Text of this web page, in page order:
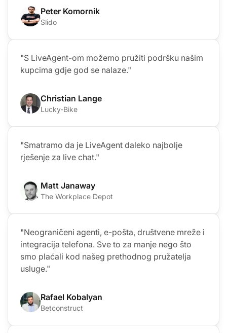
Peter Komornik
Slido
"S LiveAgent-om možemo pružiti podršku našim
kupcima gdje god se nalaze."
Christian Lange
Lucky-Bike
"Smatramo da je LiveAgent daleko najbolje
rješenje za live chat."
Matt Janaway
The Workplace Depot
"Neograničeni agenti, e-pošta, društvene mreže i
integracija telefona. Sve to za manje nego što
smo plaćali kod našeg prethodnog pružatelja
usluge."
Rafael Kobalyan
Betconstruct